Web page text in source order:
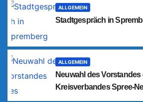
ALLGEMEIN
Stadtgespräch in
ALLGEMEIN
Neuwahl des Vorstandes
Kreisverbandes Spree-